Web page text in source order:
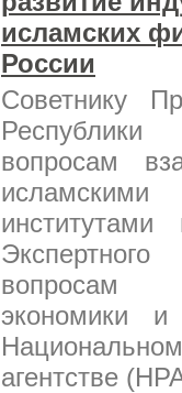
исламских
России
Советнику
вопросам
экономики
агентстве